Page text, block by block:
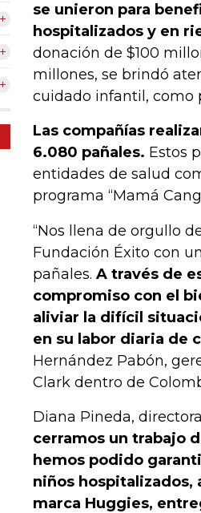
se unieron para
hospitalizados y en
donación de $100
millones, se brindó
cuidado infantil, como
Las compañías
6.080 pañales. Estos
entidades de salud
programa “Mamá
“Nos llena de orgullo
Fundación Éxito con
pañales. A través de
compromiso con el
aliviar la difícil
en su labor diaria de
Hernández Pabón,
Clark dentro de
Diana Pineda,
cerramos un trabajo
hemos podido
niños hospitalizados,
marca Huggies,